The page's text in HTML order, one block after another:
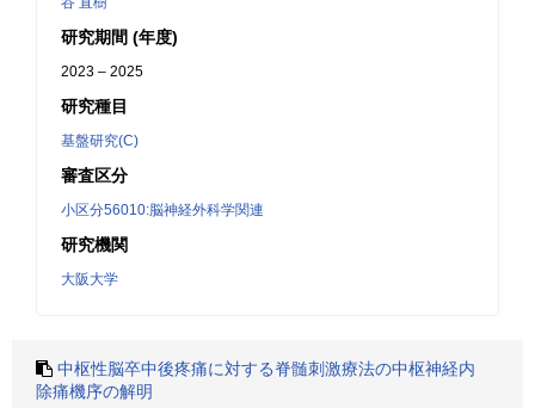
研究期間 (年度)
2023 – 2025
研究種目
基盤研究(C)
審査区分
小区分56010:脳神経外科学関連
研究機関
大阪大学
中枢性脳卒中後疼痛に対する脊髄刺激療法の中枢神経内
除痛機序の解明